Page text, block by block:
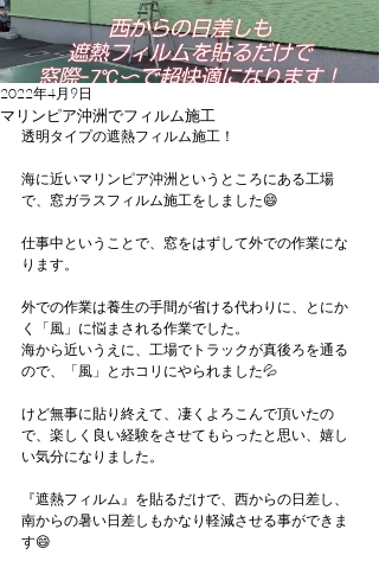
マリンピア沖洲でフィルム施工
2022年4月9日
透明タイプの遮熱フィルム施工！
海に近いマリンピア沖洲というところにある工場
で、窓ガラスフィルム施工をしました😄
仕事中ということで、窓をはずして外での作業にな
ります。
外での作業は養生の手間が省ける代わりに、とにか
く「風」に悩まされる作業でした。
海から近いうえに、工場でトラックが真後ろを通る
ので、「風」とホコリにやられました💦
けど無事に貼り終えて、凄くよろこんで頂いたの
で、楽しく良い経験をさせてもらったと思い、嬉し
い気分になりました。
『遮熱フィルム』を貼るだけで、西からの日差し、
南からの暑い日差しもかなり軽減させる事ができま
す😄